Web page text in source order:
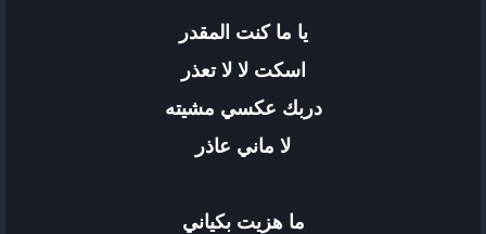
يا ما كنت المقدر
اسكت لا لا تعذر
دربك عكسي مشيته
لا ماني عاذر
ما هزيت بكياني